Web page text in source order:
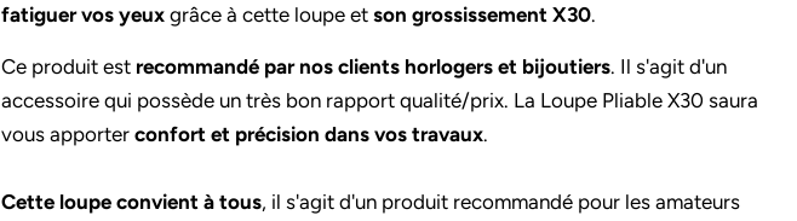
fatiguer vos yeux grâce à cette loupe et son grossissement X30.
Ce produit est recommandé par nos clients horlogers et bijoutiers. Il s'agit d'un
accessoire qui possède un très bon rapport qualité/prix. La Loupe Pliable X30 saura
vous apporter confort et précision dans vos travaux.
Cette loupe convient à tous, il s'agit d'un produit recommandé pour les amateurs